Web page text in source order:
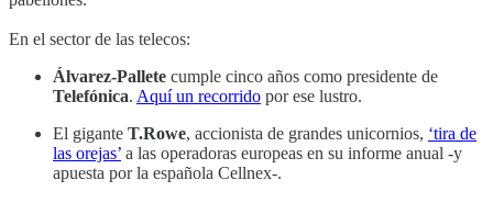
En el sector de las telecos:
Álvarez-Pallete cumple cinco años como presidente de
Telefónica. Aquí un recorrido por ese lustro.
El gigante T.Rowe, accionista de grandes unicornios, ‘tira de
las orejas’ a las operadoras europeas en su informe anual -y
apuesta por la española Cellnex-.